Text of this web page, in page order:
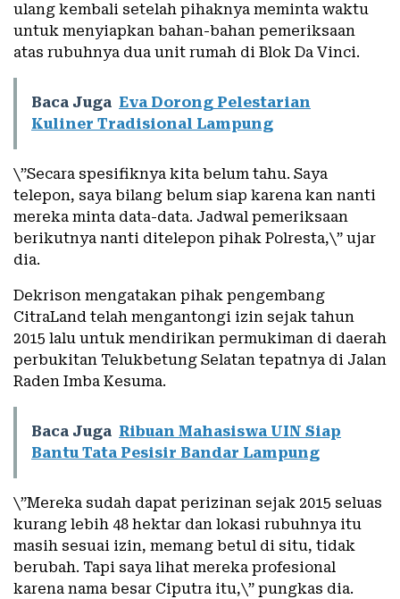
ulang kembali setelah pihaknya meminta waktu
untuk menyiapkan bahan-bahan pemeriksaan
atas rubuhnya dua unit rumah di Blok Da Vinci.
Baca Juga Eva Dorong Pelestarian
Kuliner Tradisional Lampung
\”Secara spesifiknya kita belum tahu. Saya
telepon, saya bilang belum siap karena kan nanti
mereka minta data-data. Jadwal pemeriksaan
berikutnya nanti ditelepon pihak Polresta,\” ujar
dia.
Dekrison mengatakan pihak pengembang
CitraLand telah mengantongi izin sejak tahun
2015 lalu untuk mendirikan permukiman di daerah
perbukitan Telukbetung Selatan tepatnya di Jalan
Raden Imba Kesuma.
Baca Juga Ribuan Mahasiswa UIN Siap
Bantu Tata Pesisir Bandar Lampung
\”Mereka sudah dapat perizinan sejak 2015 seluas
kurang lebih 48 hektar dan lokasi rubuhnya itu
masih sesuai izin, memang betul di situ, tidak
berubah. Tapi saya lihat mereka profesional
karena nama besar Ciputra itu,\” pungkas dia.